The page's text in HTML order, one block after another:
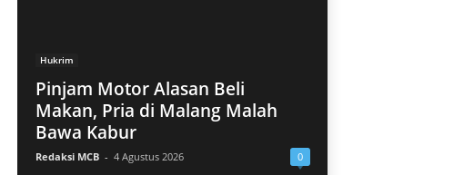
Hukrim
Pinjam Motor Alasan Beli
Makan, Pria di Malang Malah
Bawa Kabur
Redaksi MCB - 4 Agustus 2026 0